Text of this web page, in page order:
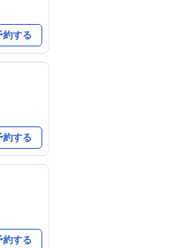
約する
約する
約する